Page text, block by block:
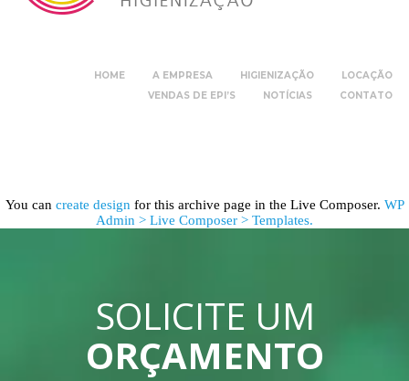
HOME A EMPRESA HIGIENIZAÇÃO
LOCAÇÃO
VENDAS DE EPI’S
NOTÍCIAS CONTATO
You can create design for this archive page in the Live Composer. WP
Admin > Live Composer > Templates.
SOLICITE UM
ORÇAMENTO